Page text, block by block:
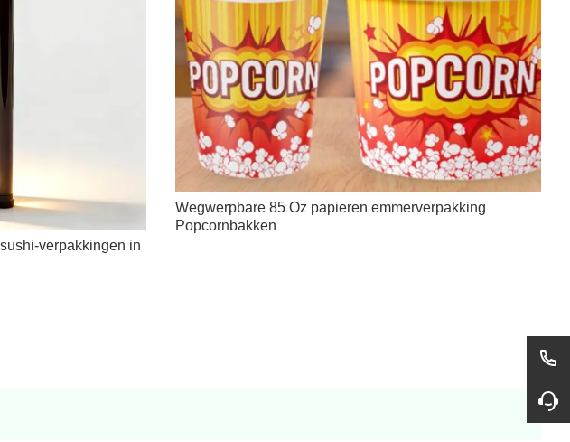
verpakkingen in
Wegwerpbare 85 Oz papieren emmerverpakking
Popcornbakken